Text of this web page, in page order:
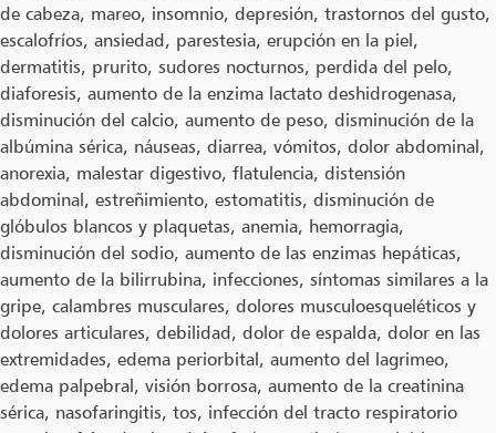
de cabeza, mareo, insomnio, depresión, trastornos del gusto,
escalofríos, ansiedad, parestesia, erupción en la piel,
dermatitis, prurito, sudores nocturnos, perdida del pelo,
diaforesis, aumento de la enzima lactato deshidrogenasa,
disminución del calcio, aumento de peso, disminución de la
albúmina sérica, náuseas, diarrea, vómitos, dolor abdominal,
anorexia, malestar digestivo, flatulencia, distensión
abdominal, estreñimiento, estomatitis, disminución de
glóbulos blancos y plaquetas, anemia, hemorragia,
disminución del sodio, aumento de las enzimas hepáticas,
aumento de la bilirrubina, infecciones, síntomas similares a la
gripe, calambres musculares, dolores musculoesqueléticos y
dolores articulares, debilidad, dolor de espalda, dolor en las
extremidades, edema periorbital, aumento del lagrimeo,
edema palpebral, visión borrosa, aumento de la creatinina
sérica, nasofaringitis, tos, infección del tracto respiratorio